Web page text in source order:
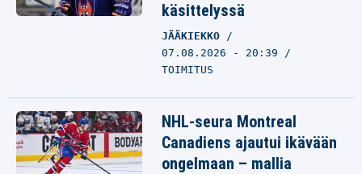
käsittelyssä
JÄÄKIEKKO
07.08.2026 - 20:39
TOIMITUS
NHL-seura Montreal
Canadiens ajautui ikävään
ongelmaan – mallia